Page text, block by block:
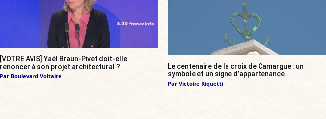
[VOTRE AVIS] Yaël Braun-Pivet doit-elle
renoncer à son projet architectural ?
Par Boulevard Voltaire
Le centenaire de la croix de Camargue : un
symbole et un signe d’appartenance
Par Victoire Riquetti